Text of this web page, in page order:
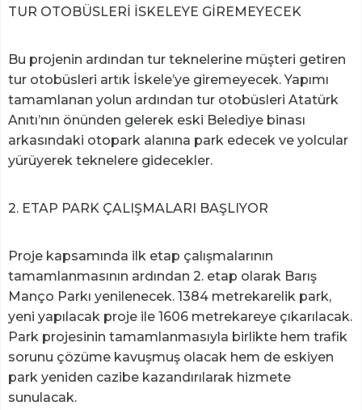
TUR OTOBÜSLERİ İSKELEYE GİREMEYECEK
Bu projenin ardından tur teknelerine müşteri getiren
tur otobüsleri artık İskele’ye giremeyecek. Yapımı
tamamlanan yolun ardından tur otobüsleri Atatürk
Anıtı’nın önünden gelerek eski Belediye binası
arkasındaki otopark alanına park edecek ve yolcular
yürüyerek teknelere gidecekler.
2. ETAP PARK ÇALIŞMALARI BAŞLIYOR
Proje kapsamında ilk etap çalışmalarının
tamamlanmasının ardından 2. etap olarak Barış
Manço Parkı yenilenecek. 1384 metrekarelik park,
yeni yapılacak proje ile 1606 metrekareye çıkarılacak.
Park projesinin tamamlanmasıyla birlikte hem trafik
sorunu çözüme kavuşmuş olacak hem de eskiyen
park yeniden cazibe kazandırılarak hizmete
sunulacak.